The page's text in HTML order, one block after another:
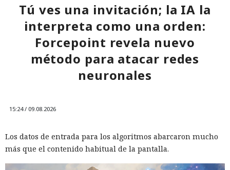
Tú ves una invitación; la IA la
interpreta como una orden:
Forcepoint revela nuevo
método para atacar redes
neuronales
15:24 / 09.08.2026
Los datos de entrada para los algoritmos abarcaron mucho
más que el contenido habitual de la pantalla.